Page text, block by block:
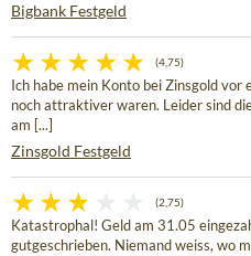
Bigbank Festgeld
(4,75)
Ich habe mein Konto bei Zinsgold
noch attraktiver waren. Leider sind
am [...]
Zinsgold Festgeld
(2,75)
Katastrophal! Geld am 31.05
gutgeschrieben. Niemand weiss, wo